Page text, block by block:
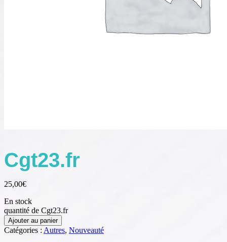
Cgt23.fr
25,00€
En stock
quantité de Cgt23.fr
Ajouter au panier
Catégories : Autres, Nouveauté